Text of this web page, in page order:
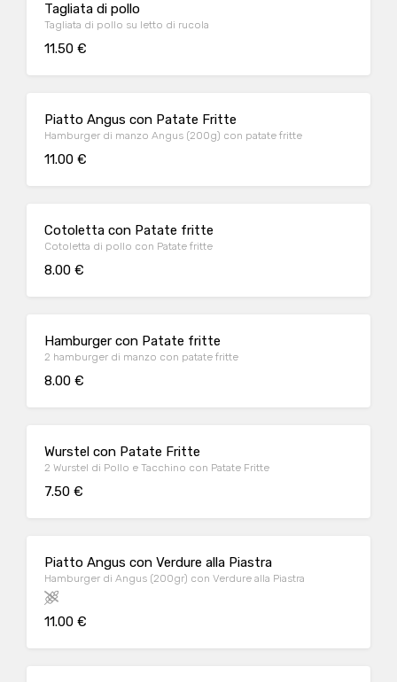
Tagliata di pollo
Tagliata di pollo su letto di rucola
11.50 €
Piatto Angus con Patate Fritte
Hamburger di manzo Angus (200g) con patate fritte
11.00 €
Cotoletta con Patate fritte
Cotoletta di pollo con Patate fritte
8.00 €
Hamburger con Patate fritte
2 hamburger di manzo con patate fritte
8.00 €
Wurstel con Patate Fritte
2 Wurstel di Pollo e Tacchino con Patate Fritte
7.50 €
Piatto Angus con Verdure alla Piastra
Hamburger di Angus (200gr) con Verdure alla Piastra
11.00 €